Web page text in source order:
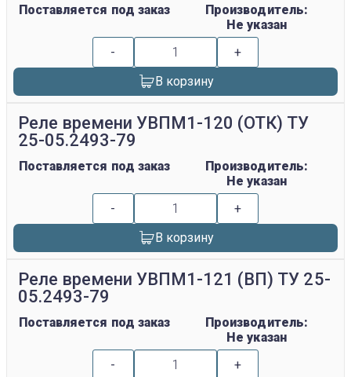
Поставляется под заказ
Производитель:
Не указан
-
+
В корзину
Реле времени УВПМ1-120 (ОТК) ТУ
25-05.2493-79
Поставляется под заказ
Производитель:
Не указан
-
+
В корзину
Реле времени УВПМ1-121 (ВП) ТУ 25-
05.2493-79
Поставляется под заказ
Производитель:
Не указан
-
+